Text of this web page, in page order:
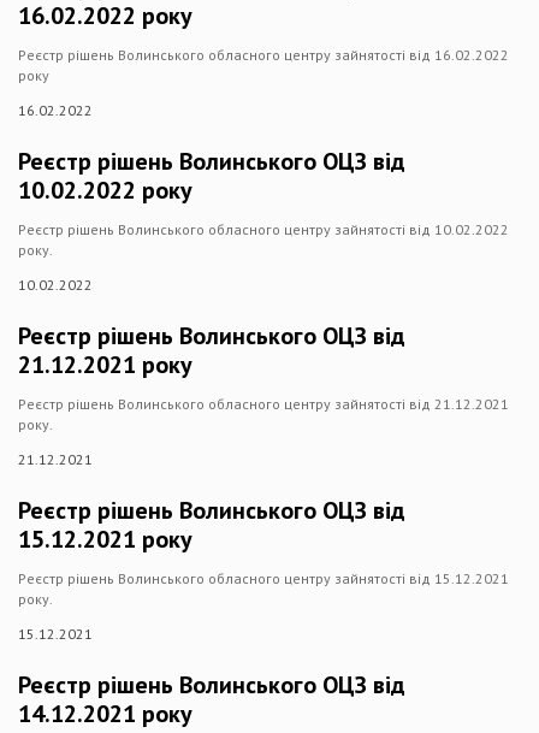
16.02.2022 року
Реєстр рішень Волинського обласного центру зайнятості від 16.02.2022
року
16.02.2022
Реєстр рішень Волинського ОЦЗ від
10.02.2022 року
Реєстр рішень Волинського обласного центру зайнятості від 10.02.2022
року.
10.02.2022
Реєстр рішень Волинського ОЦЗ від
21.12.2021 року
Реєстр рішень Волинського обласного центру зайнятості від 21.12.2021
року.
21.12.2021
Реєстр рішень Волинського ОЦЗ від
15.12.2021 року
Реєстр рішень Волинського обласного центру зайнятості від 15.12.2021
року.
15.12.2021
Реєстр рішень Волинського ОЦЗ від
14.12.2021 року